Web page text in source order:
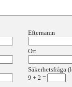
Efternamn
Ort
Säkerhetsfråga
9 + 2 =